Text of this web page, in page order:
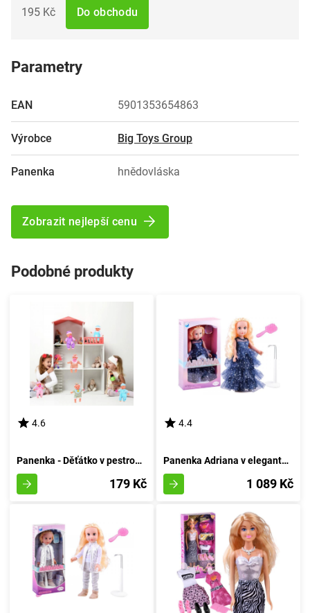
195 Kč Do obchodu
Parametry
EAN 5901353654863
Výrobce Big Toys Group
Panenka hnědovláska
Zobrazit nejlepší cenu
Podobné produkty
4.6
Panenka - Děťátko v pestrobarevných pantoflích s dudlíkem
179 Kč
4.4
Panenka Adriana v elegantní róbě
1 089 Kč